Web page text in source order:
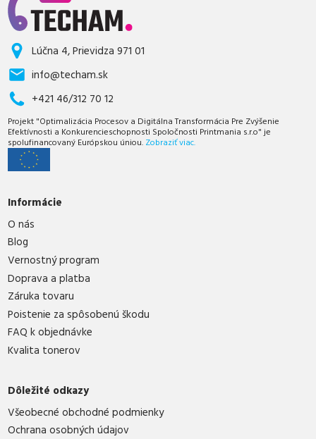
Lúčna 4, Prievidza 971 01
info@techam.sk
+421 46/312 70 12
Projekt "Optimalizácia Procesov a Digitálna Transformácia Pre Zvýšenie
Efektívnosti a Konkurencieschopnosti Spoločnosti Printmania s.r.o" je
spolufinancovaný Európskou úniou. Zobraziť viac.
Informácie
O nás
Blog
Vernostný program
Doprava a platba
Záruka tovaru
Poistenie za spôsobenú škodu
FAQ k objednávke
Kvalita tonerov
Dôležité odkazy
Všeobecné obchodné podmienky
Ochrana osobných údajov